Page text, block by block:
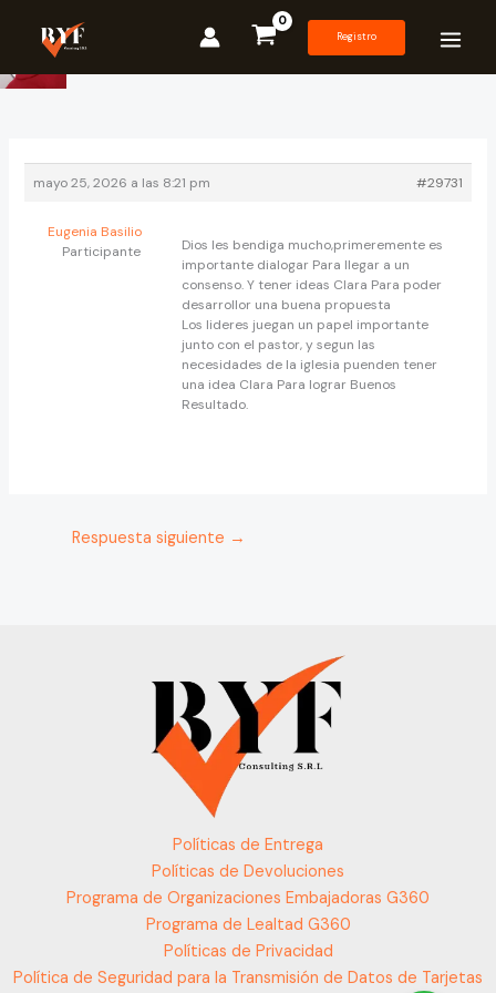
contenido
Registro
mayo 25, 2026 a las 8:21 pm #29731
Eugenia Basilio
Participante
Dios les bendiga mucho,primeremente es
importante dialogar Para llegar a un
consenso. Y tener ideas Clara Para poder
desarrollor una buena propuesta
Los lideres juegan un papel importante
junto con el pastor, y segun las
necesidades de la iglesia puenden tener
una idea Clara Para lograr Buenos
Resultado.
Respuesta siguiente →
Políticas de Entrega
Políticas de Devoluciones
Programa de Organizaciones Embajadoras G360
Programa de Lealtad G360
Políticas de Privacidad
Política de Seguridad para la Transmisión de Datos de Tarjetas